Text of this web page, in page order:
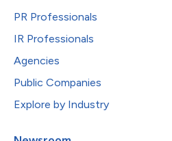
PR Professionals
IR Professionals
Agencies
Public Companies
Explore by Industry